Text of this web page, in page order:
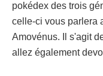
pokédex des trois
celle-ci vous parlera
Amovénus. Il s'agit
allez également